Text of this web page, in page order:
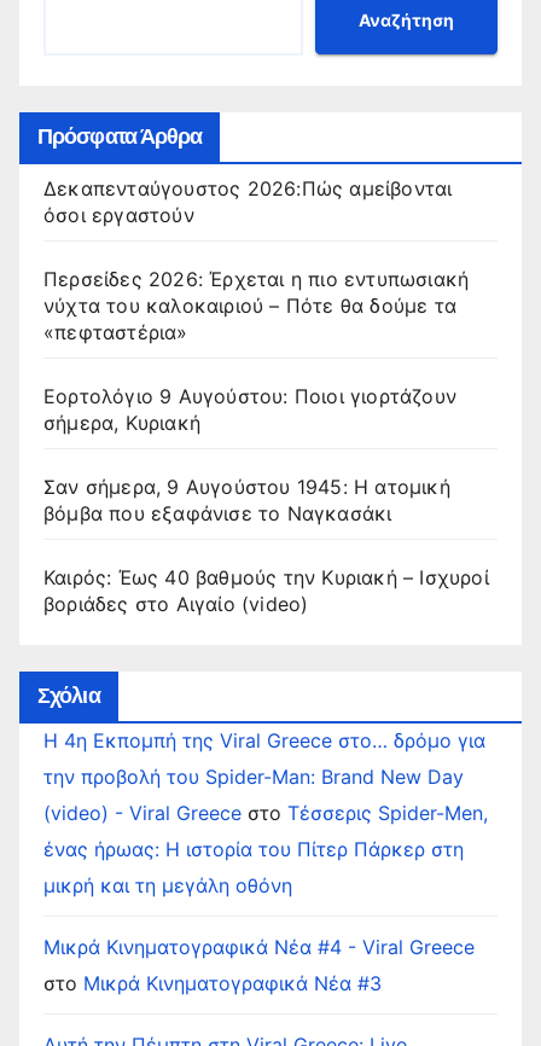
Αναζήτηση
Πρόσφατα Άρθρα
Δεκαπενταύγουστος 2026:Πώς αμείβονται
όσοι εργαστούν
Περσείδες 2026: Έρχεται η πιο εντυπωσιακή
νύχτα του καλοκαιριού – Πότε θα δούμε τα
«πεφταστέρια»
Εορτολόγιο 9 Αυγούστου: Ποιοι γιορτάζουν
σήμερα, Κυριακή
Σαν σήμερα, 9 Αυγούστου 1945: Η ατομική
βόμβα που εξαφάνισε το Ναγκασάκι
Καιρός: Έως 40 βαθμούς την Κυριακή – Ισχυροί
βοριάδες στο Αιγαίο (video)
Σχόλια
Η 4η Εκπομπή της Viral Greece στο… δρόμο για
την προβολή του Spider-Man: Brand New Day
(video) - Viral Greece στο Τέσσερις Spider-Men,
ένας ήρωας: Η ιστορία του Πίτερ Πάρκερ στη
μικρή και τη μεγάλη οθόνη
Μικρά Κινηματογραφικά Νέα #4 - Viral Greece
στο Μικρά Κινηματογραφικά Νέα #3